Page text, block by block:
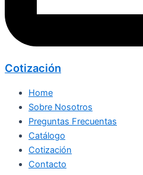
Cotización
Home
Sobre Nosotros
Preguntas Frecuentas
Catálogo
Cotización
Contacto